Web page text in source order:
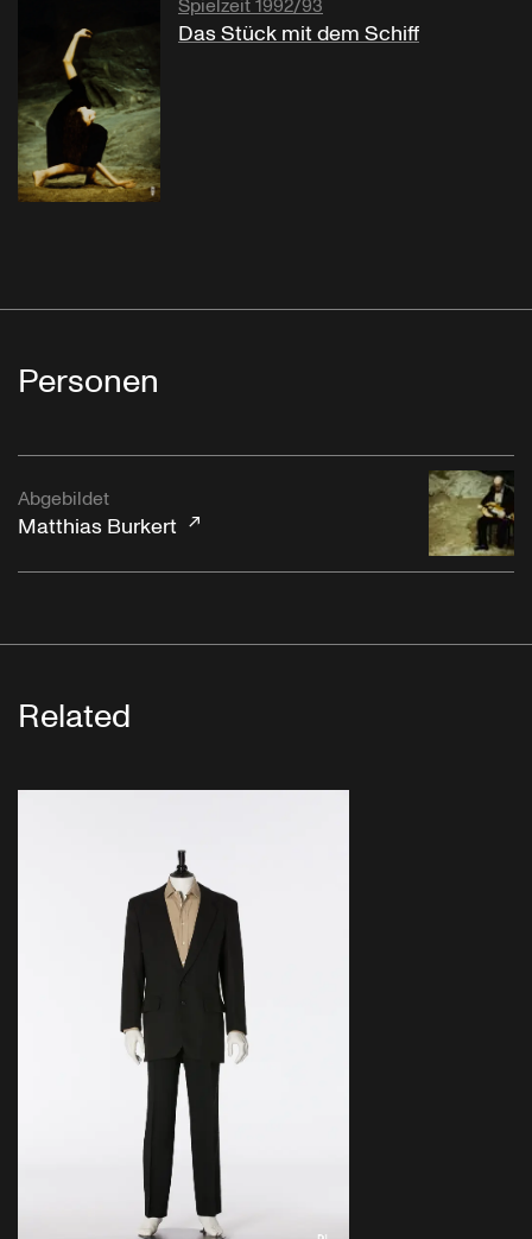
Spielzeit 1992/93
Das Stück mit dem Schiff
Personen
Abgebildet
Matthias Burkert
Related